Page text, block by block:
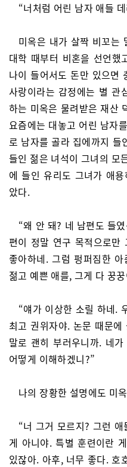
“너처럼 어린 남자 애들
미옥은 내가 살짝 비꼬는
대학 때부터 비혼을 선언했
나이 들어서도 돈만 있으면
사랑이라는 감정에는 별 관
하는 미옥은 물려받은 재산
요즘에는 대놓고 어린 남자
로 남자를 골라 집에까지 들
들인 젊은 녀석이 그녀의 모
에 들인 유리도 그녀가 애
았다.
“왜 안 돼? 네 남편도 들
편이 정말 연구 목적으로
좋아하네. 그럼 펑퍼짐한
젊고 예쁜 애를, 그게 다 꿍
“얘가 이상한 소릴 하네.
최고 권위자야. 논문 때문
말로 괜히 부러우니까. 네
어떻게 이해하겠니?”
나의 장황한 설명에도 미
“너 그거 모르지? 그런
게 아니야. 특별 훈련이란
있잖아. 아후, 너무 좋다. 호